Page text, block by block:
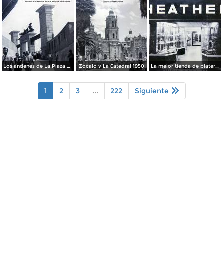
Los andenes de La Plaza de toros Ciudad de México 1950 Zocalo y La Catedral 1950 La mejor tienda de plateria.
1 2 3 ... 222 Siguiente